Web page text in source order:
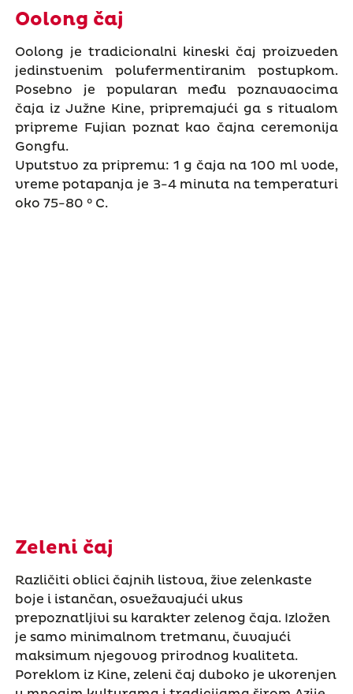
Oolong čaj
Oolong je tradicionalni kineski čaj proizveden
jedinstvenim polufermentiranim postupkom.
Posebno je popularan među poznavaocima
čaja iz Južne Kine, pripremajući ga s ritualom
pripreme Fujian poznat kao čajna ceremonija
Gongfu.
Uputstvo za pripremu: 1 g čaja na 100 ml vode,
vreme potapanja je 3-4 minuta na temperaturi
oko 75-80 ° C.
Zeleni čaj
Različiti oblici čajnih listova, žive zelenkaste
boje i istančan, osvežavajući ukus
prepoznatljivi su karakter zelenog čaja. Izložen
je samo minimalnom tretmanu, čuvajući
maksimum njegovog prirodnog kvaliteta.
Poreklom iz Kine, zeleni čaj duboko je ukorenjen